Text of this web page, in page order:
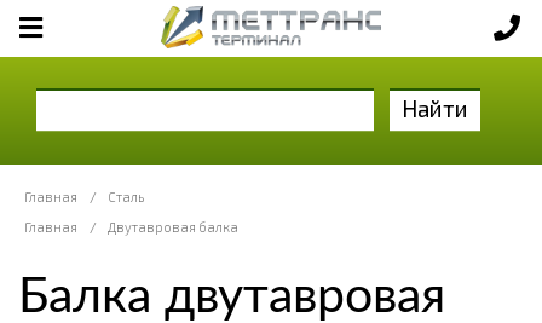
Найти
Главная /
Сталь
Главная
/ Двутавровая балка
Балка двутавровая